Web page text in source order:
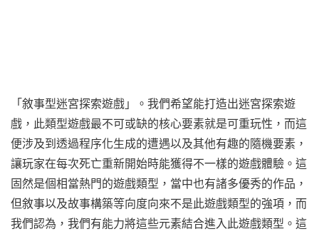
「敘事型迷宮探索遊戲」。我們希望能打造出迷宮探索遊
戲，此類型遊戲最不可或缺的核心要素就是可重玩性，而這
便涉及到透過程序化生成的遭遇以及其他有趣的隨機要素，
讓玩家在每次死亡重新開始時能獲得不一樣的遊戲體驗。這
固然是個相當熱門的遊戲類型，當中也有諸多優秀的作品，
但敘事以及故事構築等向度向來不是此遊戲類型的強項，而
我們認為，我們有能力將這些元素結合進入此遊戲類型。這